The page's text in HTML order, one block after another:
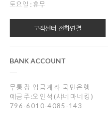
토요일 : 휴무
고객센터 전화연결
BANK ACCOUNT
무통장 입금계좌 국민은행
예금주:오인석(샤네마네킹)
796-6010-4085-143